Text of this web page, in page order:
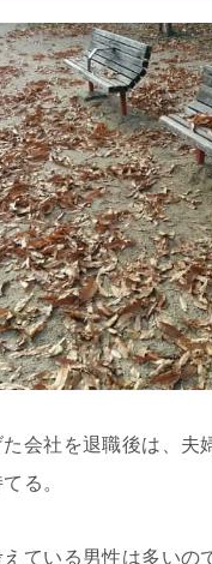
会社を退職後は、夫
る。
ている男性は多いの